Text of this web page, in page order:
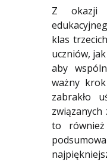
Z okazji
klas
uczniów,
aby
ważny
zabrakło
związanych
to również